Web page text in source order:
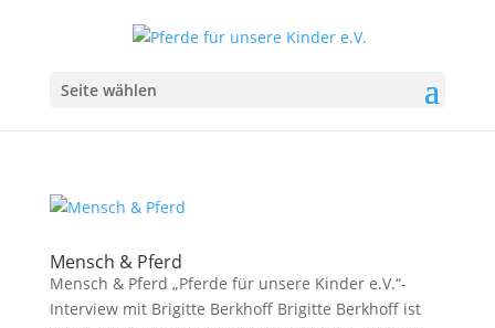
Seite wählen
Mensch & Pferd
Mensch & Pferd „Pferde für unsere Kinder e.V.“-
Interview mit Brigitte Berkhoff Brigitte Berkhoff ist